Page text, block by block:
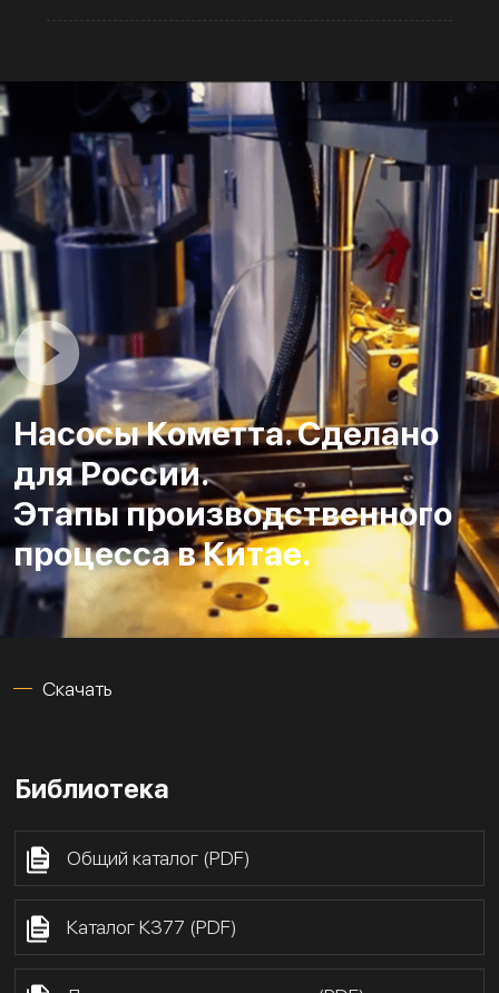
Насосы Кометта. Сделано
для России.
Этапы производственного
процесса в Китае.
Скачать
Библиотека
Общий каталог (PDF)
Каталог К377 (PDF)